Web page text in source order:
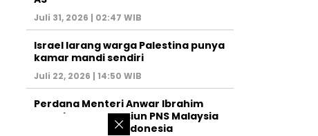
Juli 31, 2026 | 02:47 WIB
Israel larang warga Palestina punya
kamar mandi sendiri
Juli 22, 2026 | 14:50 WIB
Perdana Menteri Anwar Ibrahim
marah, uang pensiun PNS Malaysia
dikorupsi orang Indonesia